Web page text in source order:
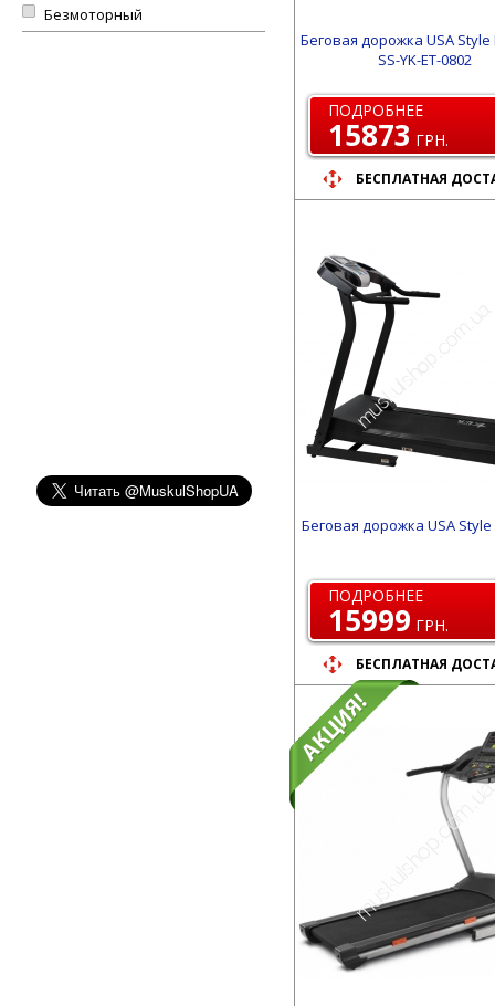
Безмоторный
Беговая дорожка USA Style
SS-YK-ET-0802
ПОДРОБНЕЕ
15873 ГРН.
БЕСПЛАТНАЯ
Беговая дорожка USA
ПОДРОБНЕЕ
15999 ГРН.
БЕСПЛАТНАЯ